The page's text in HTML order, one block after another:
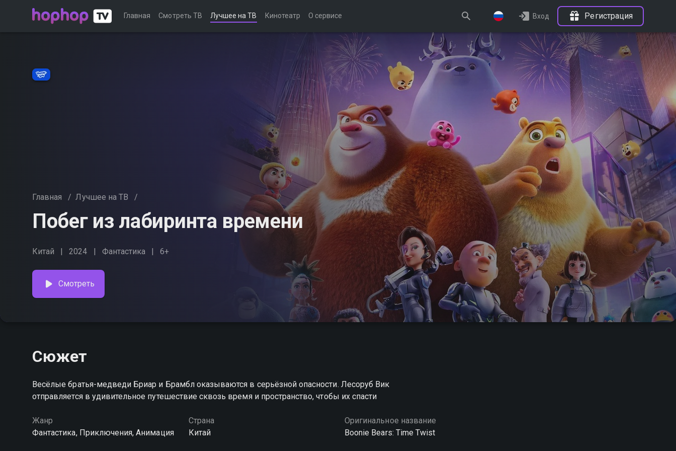
Главная Смотреть ТВ Лучшее на ТВ Кинотеатр О сервисе Вход Регистрация
Главная / Лучшее на ТВ /
Побег из лабиринта времени
Китай 2024 Фантастика 6+
Смотреть
Сюжет
Весёлые братья-медведи Бриар и Брамбл оказываются в серьёзной опасности. Лесоруб Вик
отправляется в удивительное путешествие сквозь время и пространство, чтобы их спасти
Жанр
Фантастика, Приключения, Анимация
Страна
Китай
Оригинальное название
Boonie Bears: Time Twist